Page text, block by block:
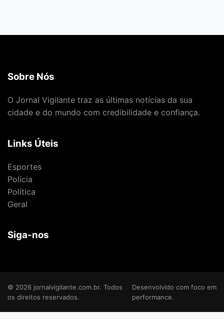
Sobre Nós
O Jornal Vigilante traz as últimas notícias da sua
cidade e do mundo com credibilidade e confiança.
Links Úteis
Esportes
Polícia
Política
Geral
Siga-nos
© 2026 jornalvigilante.com.br. Todos
os direitos reservados.
Desenvolvido com foco em
performance.